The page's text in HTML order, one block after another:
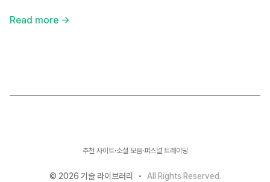
Read more →
추천 사이트·소셜 모음·퍼스널 트레이딩
© 2026 기술 라이브러리 • All Rights Reserved.